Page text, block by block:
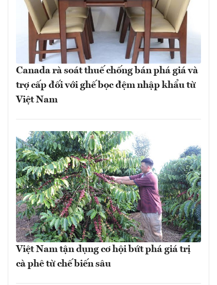
Canada rà soát thuế chống bán phá giá và
trợ cấp đối với ghế bọc đệm nhập khẩu từ
Việt Nam
Việt Nam tận dụng cơ hội bứt phá giá trị
cà phê từ chế biến sâu